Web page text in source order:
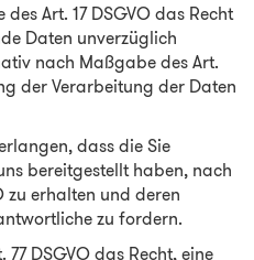
Art. 17 DSGVO das Recht
Daten unverzüglich
nach Maßgabe des Art.
der Verarbeitung der Daten
dass die Sie
bereitgestellt haben, nach
zu erhalten und deren
zu fordern.
DSGVO das Recht, eine